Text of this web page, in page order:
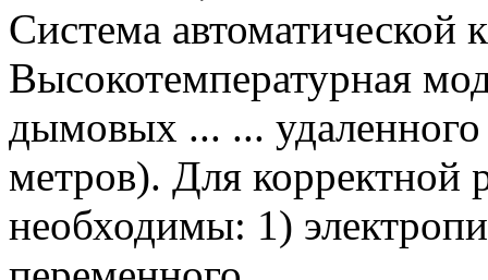
Система автоматической
Высокотемпературная
дымовых ... ...
метров). Для корректной
необходимы: 1)